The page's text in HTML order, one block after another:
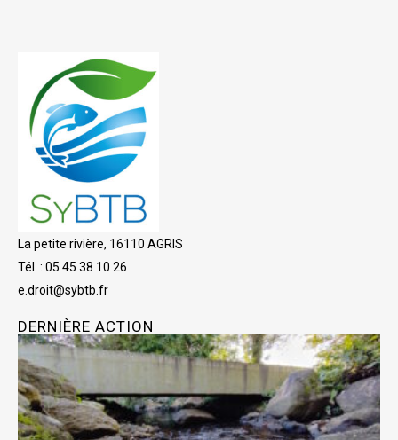
La petite rivière, 16110 AGRIS
Tél. : 05 45 38 10 26
e.droit@sybtb.fr
DERNIÈRE ACTION